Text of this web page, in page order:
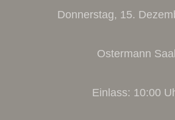
Donnerstag, 15.
Ostermann Saal
Einlass: 10:00